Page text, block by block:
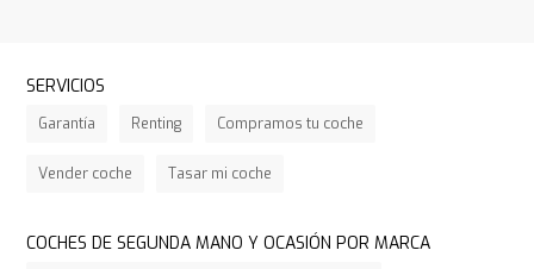
SERVICIOS
Garantía Renting Compramos tu coche
Vender coche Tasar mi coche
COCHES DE SEGUNDA MANO Y OCASIÓN POR MARCA